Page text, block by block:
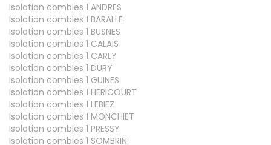
Isolation combles 1 ANDRES
Isolation combles 1 BARALLE
Isolation combles 1 BUSNES
Isolation combles 1 CALAIS
Isolation combles 1 CARLY
Isolation combles 1 DURY
Isolation combles 1 GUINES
Isolation combles 1 HERICOURT
Isolation combles 1 LEBIEZ
Isolation combles 1 MONCHIET
Isolation combles 1 PRESSY
Isolation combles 1 SOMBRIN